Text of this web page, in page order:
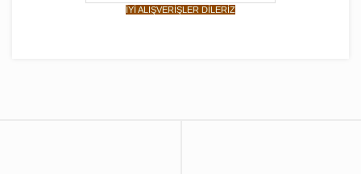
İYİ ALIŞVERİŞLER DİLERİZ